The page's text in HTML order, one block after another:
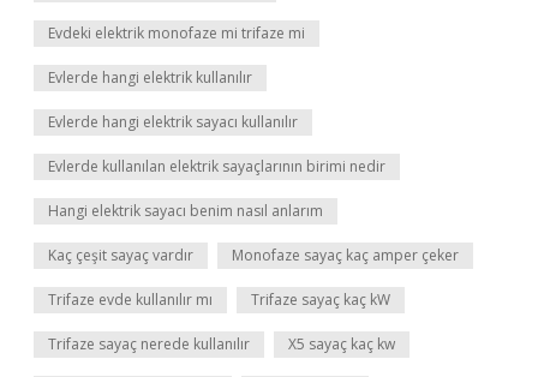
Evdeki elektrik monofaze mi trifaze mi
Evlerde hangi elektrik kullanılır
Evlerde hangi elektrik sayacı kullanılır
Evlerde kullanılan elektrik sayaçlarının birimi nedir
Hangi elektrik sayacı benim nasıl anlarım
Kaç çeşit sayaç vardır Monofaze sayaç kaç amper çeker
Trifaze evde kullanılır mı Trifaze sayaç kaç kW
Trifaze sayaç nerede kullanılır X5 sayaç kaç kw